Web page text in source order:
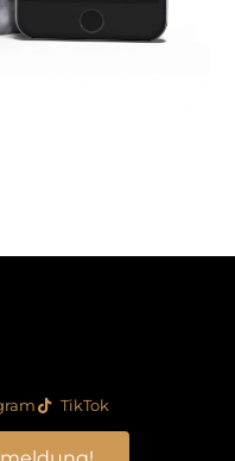
TikTok